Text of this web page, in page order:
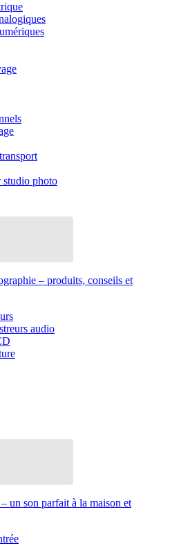
studio photo
– produits, conseils et
audio
un son parfait à la maison et